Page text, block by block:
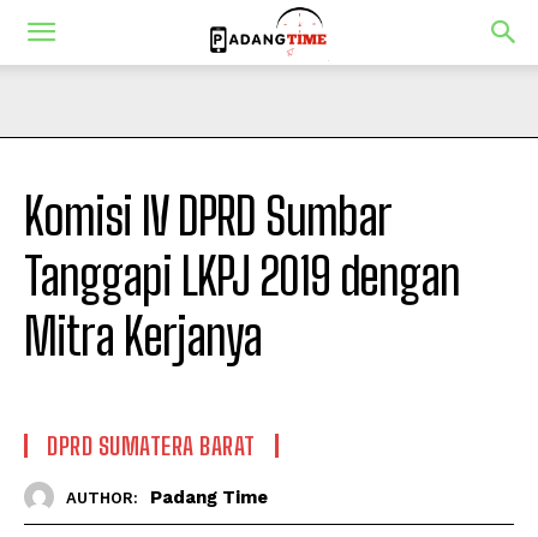
Komisi IV DPRD Sumbar
Tanggapi LKPJ 2019 dengan
Mitra Kerjanya
DPRD SUMATERA BARAT
AUTHOR: Padang Time